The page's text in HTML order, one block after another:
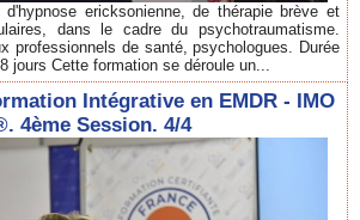
d'hypnose ericksonienne, de thérapie brève et
dans le cadre du psychotraumatisme.
professionnels de santé, psychologues. Durée
jours Cette formation se déroule un...
Intégrative en EMDR - IMO
4ème Session. 4/4